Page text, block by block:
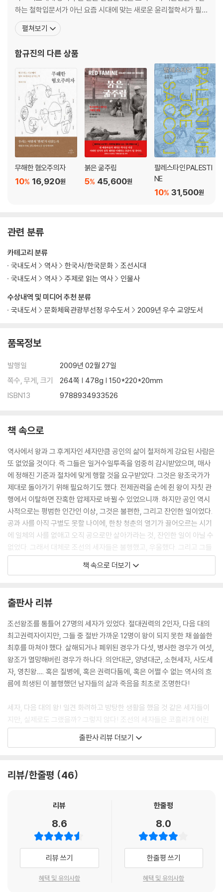
하는 철학입문서가 아닌 요즘 시대에 맞는 새로운 윤리철학서가 필요
하다고 느꼈다. 고속버스에서 좌석 등받이를 젖히는 사소한 문제부터
인종차별, 장애인 혐오, 환경 문제까지 매일의 삶에서 마주하는 문제
힌트를 《이토록 다정한 개인주의자》로 담아냈다. 지은 책
펼쳐보기
함규진의 다른 상품
무해한 혐오주의자
16,920원
10%
붉은 굶주림
45,600원
5%
팔레스타인 PALESTI
NE
31,500원
10%
관련 분류
수상내역 및 미디어 추천 분류
국내도서
문화체육관광부선정 우수도서 2009년 우수 교양도서
카테고리 분류
국내도서
역사 한국사/한국문화
조선시대
국내도서
역사 주제로 읽는 역사 인물사
품목정보
발행일
2009년 02월 27일
쪽수, 무게, 크기
264쪽 | 478g | 150*220*20mm
ISBN13
9788934933526
책 속으로
역사에서 왕과 그 후계자인 세자만큼 공인의 삶이 철저하게 강요된 사람은
또 없었을 것이다. 즉 그들은 일거수일투족을 엄중히 감시받았으며, 매사
에 정해진 기준과 절차에 맞게 행할 것을 요구받았다. 그것은 왕조국가가
제대로 돌아가기 위해 필요하기도 했다. 전제권력을 손에 쥔 왕이 자칫 관
행에서 이탈하면 잔혹한 압제자로 바뀔 수 있었으니까. 하지만 공인 역시
사적으로는 평범한 인간인 이상, 그것은 불편한, 그리고 잔인한 일이었다.
공과 사를 아직 구별도 못할 나이에, 한창 청춘의 열기가 끓어오르는 시기
에 일체의 사를 없애고 오직 공으로만 살아가라는 것, 잔인한 일이 아닐 수
없었다. 그래서 대체로 조선의 세자들은 불행했고, 우울했다. 그리고 그들
중 많은 숫자가 끝내 왕좌에 앉아보지 못했다.
정치적으로 중요한 위치에 있는 사람의 행동을 분석할 때는 그의 공적인
하게 이해하게 된다. 가령 왜 양녕대군이 쫓겨났는지, 왜 사도세자가 죽어
야 했는지를 풀이할 때 지나치게 권력의 맥락에서만 해석해서도, 심리적
접근으로만 이해해서도 안 된다. 이 책은 미흡하나마 두 가지 시각을 모두
사용하여, ‘불행했던 세자들의 역사를 온전히 살피려’ 한 노력의 결과다.
--- 본문 중에서
책 속으로 더보기
출판사 리뷰
조선왕조를 통틀어 27명의 세자가 있었다. 절대권력의 2인자, 다음 대의
최고권력자이지만, 그들 중 절반 가까운 12명이 왕이 되지 못한 채 쓸쓸한
최후를 마쳐야 했다. 살해되거나 폐위된 경우가 다섯, 병사한 경우가 여섯,
왕조가 멸망해버린 경우가 하나다. 의안대군, 양녕대군, 소현세자, 사도세
자, 영친왕…. 혹은 질병에, 혹은 권력다툼에, 혹은 어쩔 수 없는 역사의 흐
름에 희생된 이 불행했던 남자들의 삶과 죽음을 최초로 조명한다!
세자, 다음 대의 왕! 일견 화려하고 방탕한 생활을 했을 것 같은 세자들이
지만, 실제로도 그랬을까? 그렇지 않다! 조선의 세자들은 코흘리개 어린
시절부터 복잡한 예절 교육으로 날을 보내며 만인의 모범이자 공적인 이익
을 위해 살도록 강요받았다. 세자의 일상은 책임과 의무로 꽉 차 있었다. 그
을 보좌하는 역할로 조회에 배석하고 각종 예식과 연회에 참석해 의식을
한 세자의 학문 성취는 왕과 대소신료들의 주요한 관심대상이어서 공부가
조금이라도 미진하다 싶으면 신하들과 유생들이 벌떼같이 들고 일어나
“이를 시정하시라”는 상소가 빗발쳤다. 활쏘기, 말타기 등 무예에 관심을
보여도 마찬가지다.
출판사 리뷰 더보기
리뷰/한줄평 46
리뷰
8.6
리뷰 쓰기
혜택 및 유의사항
한줄평
8.0
한줄평 쓰기
혜택 및 유의사항